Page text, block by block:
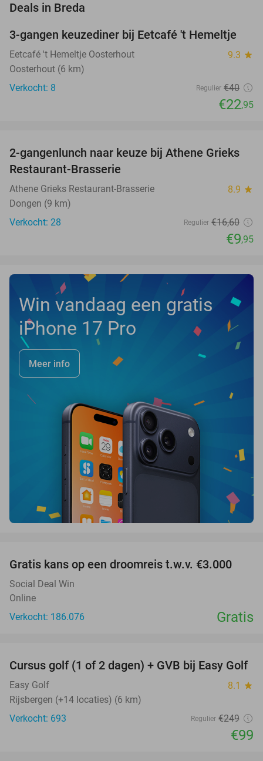
Deals in Breda
43%
NEW
TODAY
3-gangen keuzediner bij Eetcafé 't Hemeltje
Eetcafé 't Hemeltje Oosterhout 9.3 star
Oosterhout (6 km)
Verkocht: 8
Regulier €40
€22,95
40%
NEW
TODAY
2-gangenlunch naar keuze bij Athene Grieks
Restaurant-Brasserie
Athene Grieks Restaurant-Brasserie 8.9 star
Dongen (9 km)
Verkocht: 28
Regulier €16,60
€9,95
Win vandaag een gratis
iPhone 17 Pro
Meer info
Gratis kans op een droomreis t.w.v. €3.000
Social Deal Win
Online
Verkocht: 186.076
Gratis
60%
Cursus golf (1 of 2 dagen) + GVB bij Easy Golf
Easy Golf 8.1 star
Rijsbergen (+14 locaties) (6 km)
Verkocht: 693
Regulier €249
€99